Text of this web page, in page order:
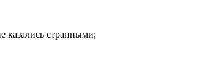
казались странными;